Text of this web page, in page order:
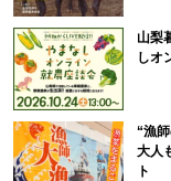
山梨
しオ
“漁
大人
ト